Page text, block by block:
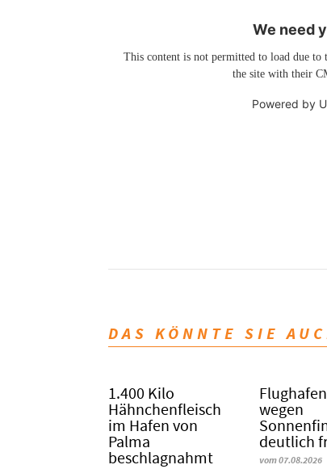
We need
This content is not permitted to load due to
the site with their
Powered by
DAS KÖNNTE SIE
1.400 Kilo
Hähnchenfleisch
im Hafen von
Palma
beschlagnahmt
wegen
deutlich
vom 07.08.2026